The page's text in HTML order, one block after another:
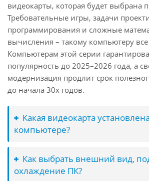
видеокарты, которая будет выбрана
Требовательные игры, задачи
программирования и сложные
вычисления – такому компьютеру
Компьютерам этой серии
популярность до 2025–2026 года, а
модернизация продлит срок
до начала 30х годов.
Какая видеокарта
компьютере?
Как выбрать внешний вид,
охлаждение ПК?